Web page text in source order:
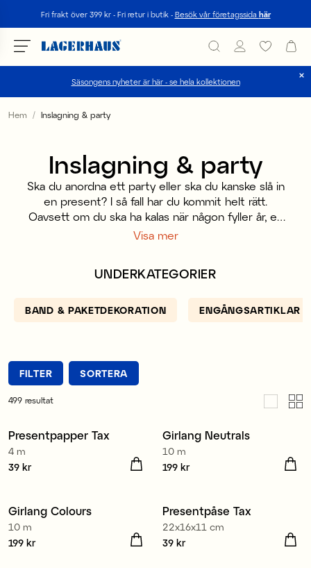
Fri frakt över 399 kr - Fri retur i butik - Besök vår företagssida här
Säsongens nyheter är här - se hela kollektionen
Välj språk / valuta
FI / EUR
NO / NKR
Hem Inslagning & party
Inslagning & party
Ska du anordna ett party eller ska du kanske slå in
en present? I så fall har du kommit helt rätt.
Oavsett om du ska ha kalas när någon fyller år, en
superhärlig temafest eller bara fira ett speciellt
mycket roligare med ballonger, vimplar, serpentiner
Visa mer
UNDERKATEGORIER
BAND & PAKETDEKORATION ENGÅNGSARTIKLAR
FILTER SORTERA
499 resultat
Nyhet
Presentpapper Tax
4 m
Pris:
39 kr
Girlang Neutrals
10 m
Pris :199 kr
199 kr
Girlang Colours
10 m
Pris :199 kr
199 kr
Nyhet
Presentpåse Tax
22x16x11 cm
Pris:
39 kr